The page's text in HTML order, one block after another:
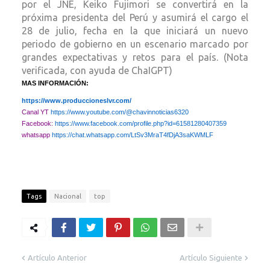
por el JNE, Keiko Fujimori se convertirá en la
próxima presidenta del Perú y asumirá el cargo el
28 de julio, fecha en la que iniciará un nuevo
periodo de gobierno en un escenario marcado por
grandes expectativas y retos para el país. (Nota
verificada, con ayuda de ChaIGPT)
MAS INFORMACIÓN:
https://www.produccioneslvr.com/
Canal YT https://www.youtube.com/@chavinnoticias6320
Facebook: https://www.facebook.com/profile.php?id=61581280407359
whatsapp https://chat.whatsapp.com/LtSv3MraT4fDjA3saKWMLF
Tags Nacional top
Artículo Anterior Artículo Siguiente